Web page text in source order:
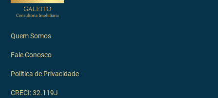
Quem Somos
Fale Conosco
Política de Privacidade
CRECI: 32.119J